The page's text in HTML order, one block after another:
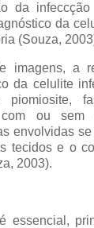
da
da
(Souza,
imagens, a
da celulite
piomiosite,
ou sem
envolvidas
tecidos e o
2003).
essencial,